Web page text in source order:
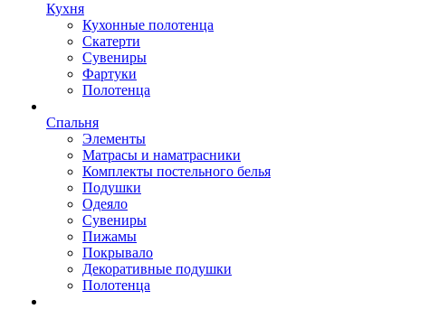
Кухня
Кухонные полотенца
Скатерти
Сувениры
Фартуки
Полотенца
Спальня
Элементы
Матрасы и наматрасники
Комплекты постельного белья
Подушки
Одеяло
Сувениры
Пижамы
Покрывало
Декоративные подушки
Полотенца